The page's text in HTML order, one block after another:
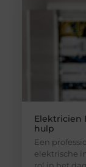
Elektricien
hulp
Een
elektrische
rol in het